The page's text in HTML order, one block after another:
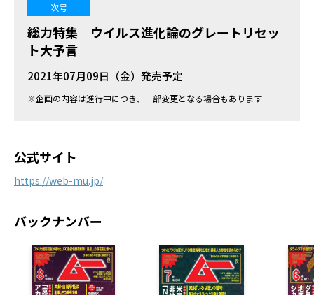
次号
総力特集 ウイルス進化論のグレートリセッ
ト大予言
2021年07月09日（金）発売予定
※企画の内容は進行中につき、一部変更となる場合もあります
公式サイト
https://web-mu.jp/
バックナンバー